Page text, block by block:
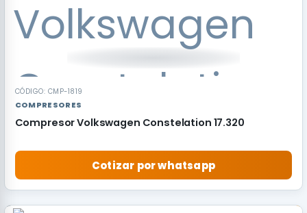
CÓDIGO: CMP-1819
COMPRESORES
Compresor Volkswagen Constelation 17.320
Cotizar por whatsapp